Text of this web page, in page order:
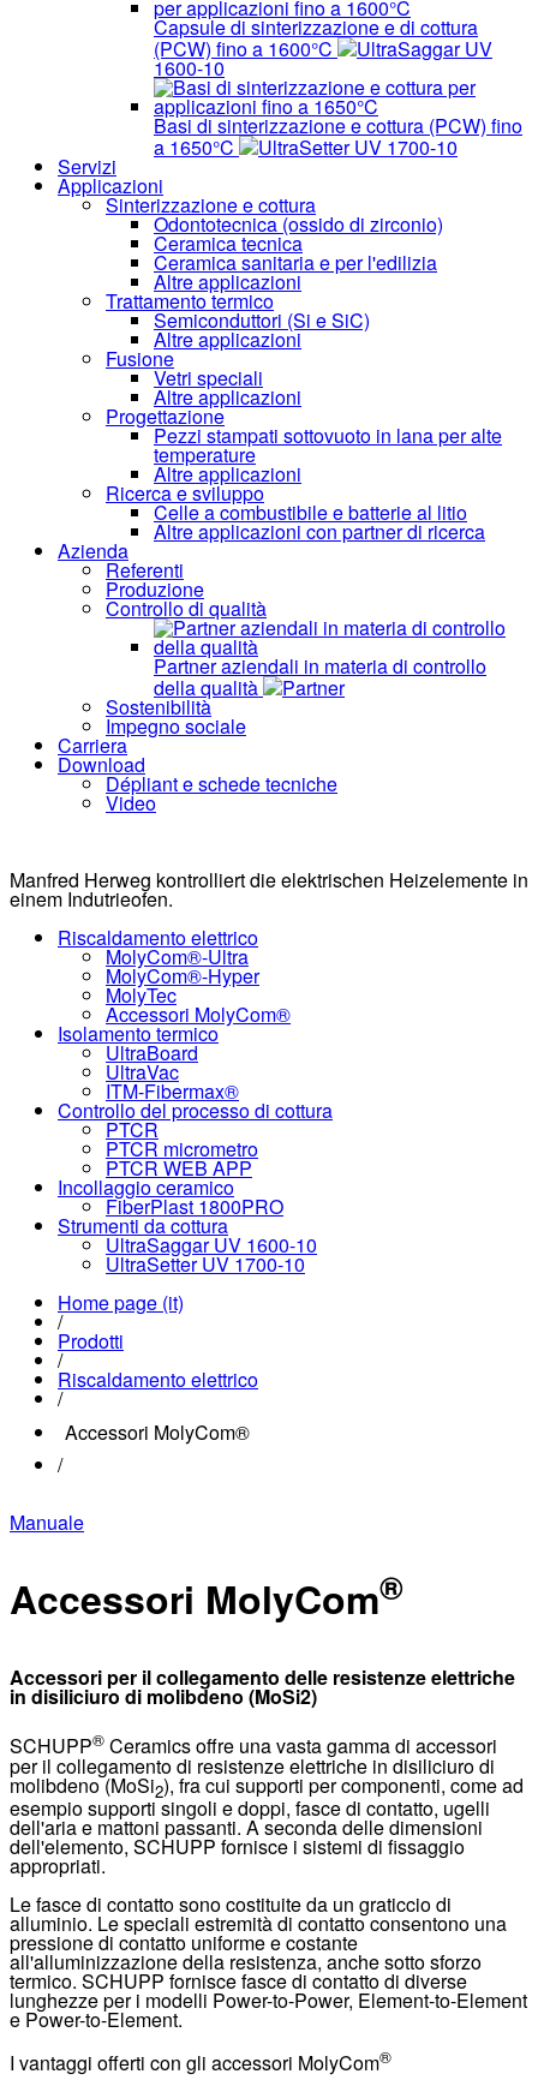
Capsule di sinterizzazione e di cottura
(PCW) fino a 1600°C UltraSaggar UV
1600-10
Basi di sinterizzazione e cottura (PCW) fino
a 1650°C UltraSetter UV 1700-10
Servizi
Applicazioni
Sinterizzazione e cottura
Odontotecnica (ossido di zirconio)
Ceramica tecnica
Ceramica sanitaria e per l'edilizia
Altre applicazioni
Trattamento termico
Semiconduttori (Si e SiC)
Altre applicazioni
Fusione
Vetri speciali
Altre applicazioni
Progettazione
Pezzi stampati sottovuoto in lana per alte
temperature
Altre applicazioni
Ricerca e sviluppo
Celle a combustibile e batterie al litio
Altre applicazioni con partner di ricerca
Azienda
Referenti
Produzione
Controllo di qualità
Partner aziendali in materia di controllo
della qualità Partner
Sostenibilità
Impegno sociale
Carriera
Download
Dépliant e schede tecniche
Video
Manfred Herweg kontrolliert die elektrischen Heizelemente in
einem Indutrieofen.
Riscaldamento elettrico
MolyCom®-Ultra
MolyCom®-Hyper
MolyTec
Accessori MolyCom®
Isolamento termico
UltraBoard
UltraVac
ITM-Fibermax®
Controllo del processo di cottura
PTCR
PTCR micrometro
PTCR WEB APP
Incollaggio ceramico
FiberPlast 1800PRO
Strumenti da cottura
UltraSaggar UV 1600-10
UltraSetter UV 1700-10
Home page (it)
/
Prodotti
/
Riscaldamento elettrico
/
Accessori MolyCom®
/
Manuale
Accessori MolyCom®
Accessori per il collegamento delle resistenze elettriche
in disiliciuro di molibdeno (MoSi2)
SCHUPP® Ceramics offre una vasta gamma di accessori
per il collegamento di resistenze elettriche in disiliciuro di
molibdeno (MoSi2), fra cui supporti per componenti, come ad
esempio supporti singoli e doppi, fasce di contatto, ugelli
dell'aria e mattoni passanti. A seconda delle dimensioni
dell'elemento, SCHUPP fornisce i sistemi di fissaggio
appropriati.
Lefasce di contattosono costituite da un graticcio di
alluminio. Le speciali estremità di contatto consentono una
pressione di contatto uniforme e costante
all'alluminizzazione della resistenza, anche sotto sforzo
termico. SCHUPP forniscefasce di contattodi diverse
lunghezze per i modelli Power-to-Power, Element-to-Element
e Power-to-Element.
I vantaggi offerti con gli accessori MolyCom®